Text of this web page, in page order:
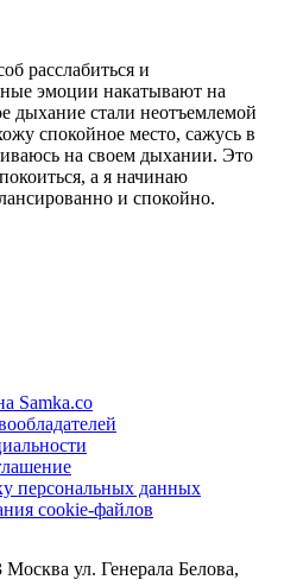
расслабиться и
эмоции накатывают на
дыхание стали неотъемлемой
спокойное место, сажусь в
на своем дыхании. Это
а я начинаю
и спокойно.
Samka.co
персональных данных
cookie-файлов
ул. Генерала Белова,